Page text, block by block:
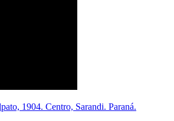
1904. Centro, Sarandi. Paraná.